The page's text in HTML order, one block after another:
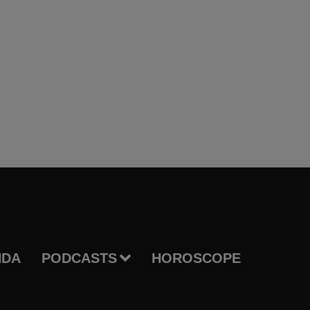
PODCASTS HOROSCOPE